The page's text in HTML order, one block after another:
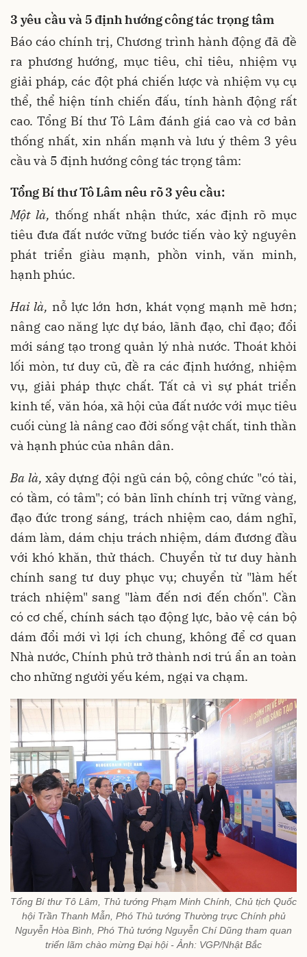
3 yêu cầu và 5 định hướng công tác trọng tâm
Báo cáo chính trị, Chương trình hành động đã đề
ra phương hướng, mục tiêu, chỉ tiêu, nhiệm vụ
giải pháp, các đột phá chiến lược và nhiệm vụ cụ
thể, thể hiện tính chiến đấu, tính hành động rất
cao. Tổng Bí thư Tô Lâm đánh giá cao và cơ bản
thống nhất, xin nhấn mạnh và lưu ý thêm 3 yêu
cầu và 5 định hướng công tác trọng tâm:
Tổng Bí thư Tô Lâm nêu rõ 3 yêu cầu:
Một là, thống nhất nhận thức, xác định rõ mục
tiêu đưa đất nước vững bước tiến vào kỷ nguyên
phát triển giàu mạnh, phồn vinh, văn minh,
hạnh phúc.
Hai là, nỗ lực lớn hơn, khát vọng mạnh mẽ hơn;
nâng cao năng lực dự báo, lãnh đạo, chỉ đạo; đổi
mới sáng tạo trong quản lý nhà nước. Thoát khỏi
lối mòn, tư duy cũ, đề ra các định hướng, nhiệm
vụ, giải pháp thực chất. Tất cả vì sự phát triển
kinh tế, văn hóa, xã hội của đất nước với mục tiêu
cuối cùng là nâng cao đời sống vật chất, tinh thần
và hạnh phúc của nhân dân.
Ba là, xây dựng đội ngũ cán bộ, công chức "có tài,
có tầm, có tâm"; có bản lĩnh chính trị vững vàng,
đạo đức trong sáng, trách nhiệm cao, dám nghĩ,
dám làm, dám chịu trách nhiệm, dám đương đầu
với khó khăn, thử thách. Chuyển từ tư duy hành
chính sang tư duy phục vụ; chuyển từ "làm hết
trách nhiệm" sang "làm đến nơi đến chốn". Cần
có cơ chế, chính sách tạo động lực, bảo vệ cán bộ
dám đổi mới vì lợi ích chung, không để cơ quan
Nhà nước, Chính phủ trở thành nơi trú ẩn an toàn
cho những người yếu kém, ngại va chạm.
Tổng Bí thư Tô Lâm, Thủ tướng Phạm Minh Chính, Chủ tịch Quốc
hội Trần Thanh Mẫn, Phó Thủ tướng Thường trực Chính phủ
Nguyễn Hòa Bình, Phó Thủ tướng Nguyễn Chí Dũng tham quan
triển lãm chào mừng Đại hội - Ảnh: VGP/Nhật Bắc